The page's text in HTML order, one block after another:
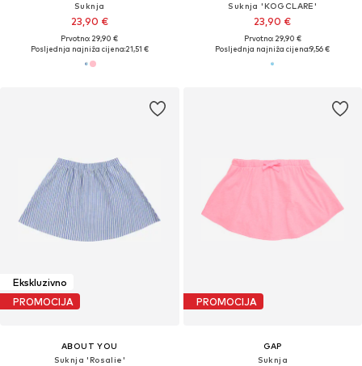
Suknja
23,90 €
Prvotno: 29,90 €
Posljednja najniža cijena:21,51 €
Suknja 'KOGCLARE'
23,90 €
Prvotno: 29,90 €
Posljednja najniža cijena:9,56 €
Ekskluzivno
PROMOCIJA
ABOUT YOU
Suknja 'Rosalie'
PROMOCIJA
GAP
Suknja